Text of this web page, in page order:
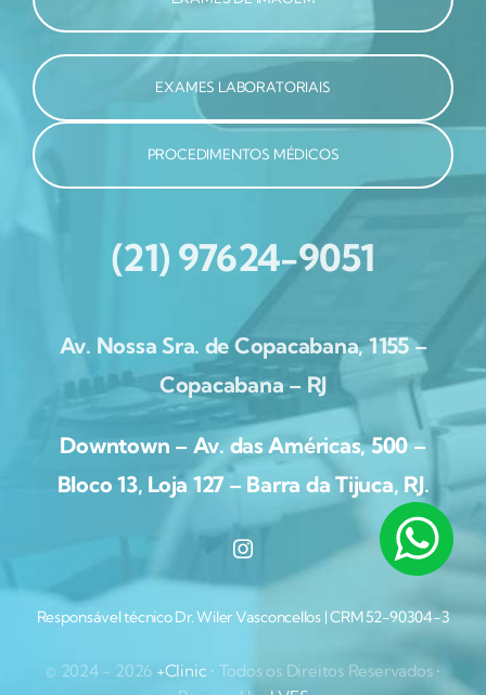
EXAMES LABORATORIAIS
PROCEDIMENTOS MÉDICOS
(21) 97624-9051
Av. Nossa Sra. de Copacabana, 1155 –
Copacabana – RJ
Downtown – Av. das Américas, 500 –
Bloco 13, Loja 127 – Barra da Tijuca, RJ.
Responsável técnico Dr. Wiler Vasconcellos | CRM 52-90304-3
© 2024 - 2026 +Clinic • Todos os Direitos Reservados •